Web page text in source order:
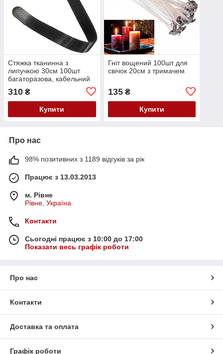
Стяжка тканинна з
липучкою 30см 100шт
багаторазова, кабельний
310 ₴
Купити
Гніт вощений 100шт для
свічок 20см з тримачем
135₴
Купити
Про нас
98% позитивних з 1189 відгуків за рік
Працює з 13.03.2013
м. Рівне
Рівне, Україна
Контакти
Сьогодні працює з 10:00 до 17:00
Показати весь графік роботи
Про нас
Контакти
Доставка та оплата
Графік роботи